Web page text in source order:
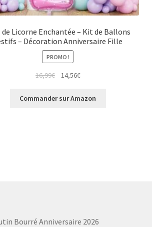
de Licorne Enchantée – Kit de Ballons
– Décoration Anniversaire Fille
PROMO !
16,99€
Le
initial
14,56€Le
actuel
Commander sur Amazon
Bourré Anniversaire 2026